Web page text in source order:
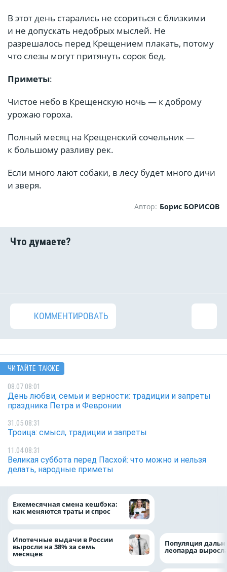
В этот день старались не ссориться с близкими
и не допускать недобрых мыслей. Не
разрешалось перед Крещением плакать, потому
что слезы могут притянуть сорок бед.
Приметы:
Чистое небо в Крещенскую ночь — к доброму
урожаю гороха.
Полный месяц на Крещенский сочельник —
к большому разливу рек.
Если много лают собаки, в лесу будет много дичи
и зверя.
Автор: Борис БОРИСОВ
КОММЕНТИРОВАТЬ
ЧИТАЙТЕ ТАКЖЕ
08.07 08:01
День любви, семьи и верности: традиции и запреты
праздника Петра и Февронии
31.05 08:31
Троица: смысл, традиции и запреты
11.04 08:31
Великая суббота перед Пасхой: что можно и нельзя
делать, народные приметы
Ежемесячная смена кешбэка:
как меняются траты и спрос
Ипотечные выдачи в России
выросли на 38% за семь
месяцев
Популяция
леопарда